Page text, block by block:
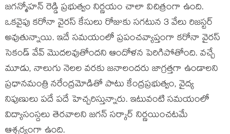
జగన్మోహన్ రెడ్డి ప్రభుత్వం నిర్ణయం చాలా విచిత్రంగా ఉంది.
ఒకవైపు కరోనా వైరస్ కేసులు రోజుకు సగటున 3 వేలు రిజస్టర్
అవుతున్నాయి. ఇదే సమయంలో ప్రపంచవ్యాప్తంగా కరోనా వైరస్
సెకండ్ వేవ్ మొదలవుతోందని ఆందోళన పెరిగిపోతోంది. వచ్చే
మూడు, నాలుగు నెలల వరకు జనాలందరు జాగ్రత్తగా ఉండాలని
ప్రధానమంత్రి నరేంద్రమోడితో పాటు కేంద్రప్రభుత్వం, వైద్య
నిపుణులు పదే పదే హెచ్చరిస్తున్నారు. ఇటువంటి సమయంలో
విద్యాసంస్దలు తెరవాలని జగన్ సర్కార్ నిర్ణయించటమే